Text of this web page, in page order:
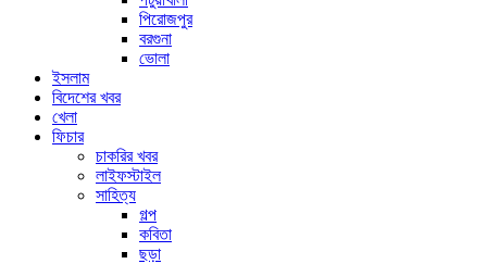
পিরোজপুর
বরগুনা
ভোলা
ইসলাম
বিদেশের খবর
খেলা
ফিচার
চাকরির খবর
লাইফস্টাইল
সাহিত্য
গল্প
কবিতা
ছড়া